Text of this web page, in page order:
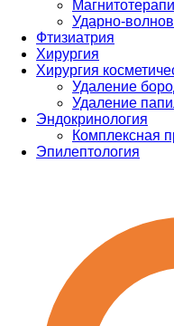
Ударно-
Фтизиатрия
Хирургия
Хирургия
Удаление
Удаление
Эндокринология
Комплексная
Эпилептология